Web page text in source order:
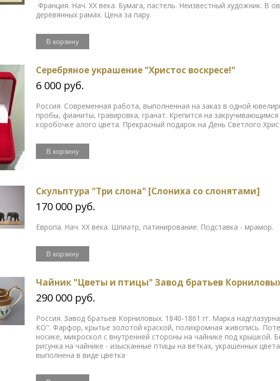
Франция. Нач. ХХ века. Бумага, пастель. Неизвестный художник. В
деревянных рамах. Цена за пару.
В корзину
Серебряное украшение "Христос воскресе!"
6 000 руб.
Россия. Современная работа, выполненная на заказ в одной
пробы, фианиты, гравировка, гранат. Крепится на
коробочке алого цвета. Прекрасный подарок на День Светлого
В корзину
Скульптура "Три слона" [Слониха со слонятами]
170 000 руб.
Европа. Нач. ХХ века. Шпиатр, патинирование. Подставка - мрамор.
В корзину
Чайник "Цветы и птицы" Завод братьев
290 000 руб.
Россия. Завод братьев Корниловых. 1840-1861 гг. Марка
КО". Фарфор, крытье золотой краской, полихромная живопись.
носике, микроскол с внутренней стороны на чайнике под крышкой.
рисунка на чайнике - изысканные птицы на ветках, украшенных
выполнена в виде цветка